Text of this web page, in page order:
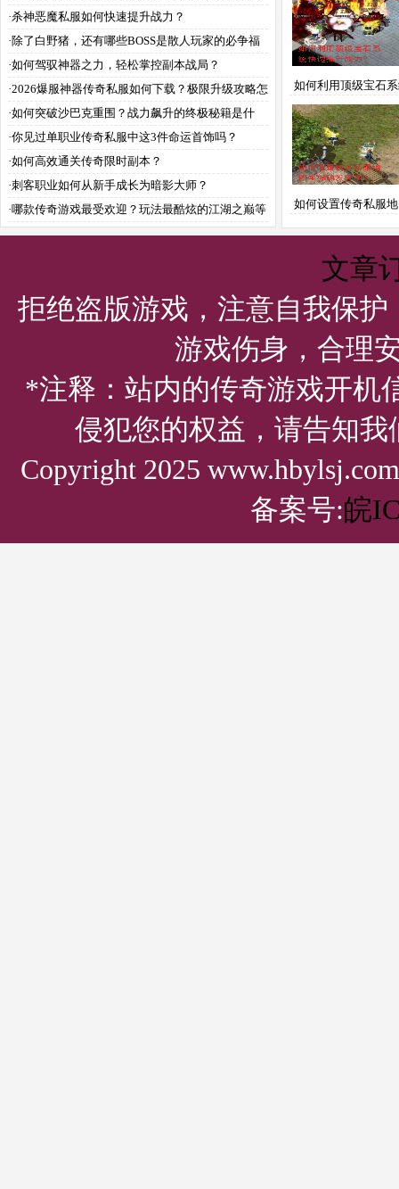
·杀神恶魔私服如何快速提升战力？
·除了白野猪，还有哪些BOSS是散人玩家的必争福
利？
·如何驾驭神器之力，轻松掌控副本战局？
·2026爆服神器传奇私服如何下载？极限升级攻略怎
样让你爽到飞起？
·如何突破沙巴克重围？战力飙升的终极秘籍是什
么？
·你见过单职业传奇私服中这3件命运首饰吗？
·如何高效通关传奇限时副本？
·刺客职业如何从新手成长为暗影大师？
·哪款传奇游戏最受欢迎？玩法最酷炫的江湖之巅等
你来战
如何利用顶级宝石
提升战力？
如何设置传奇私服
触发脚本？
文章
拒绝盗版游戏，注意自我保
游戏伤身，合理
*注释：站内的传奇游戏开机
侵犯您的权益，请告知
Copyright 2025
备案号:皖